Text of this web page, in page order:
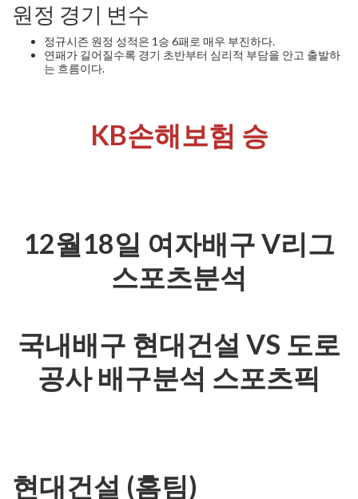
원정 경기 변수
정규시즌 원정 성적은 1승 6패로 매우 부진하다.
연패가 길어질수록 경기 초반부터 심리적 부담을 안고 출발하
는 흐름이다.
KB손해보험 승
12월18일 여자배구 V리그
스포츠분석
국내배구 현대건설 VS 도로
공사 배구분석 스포츠픽
현대건설 (홈팀)